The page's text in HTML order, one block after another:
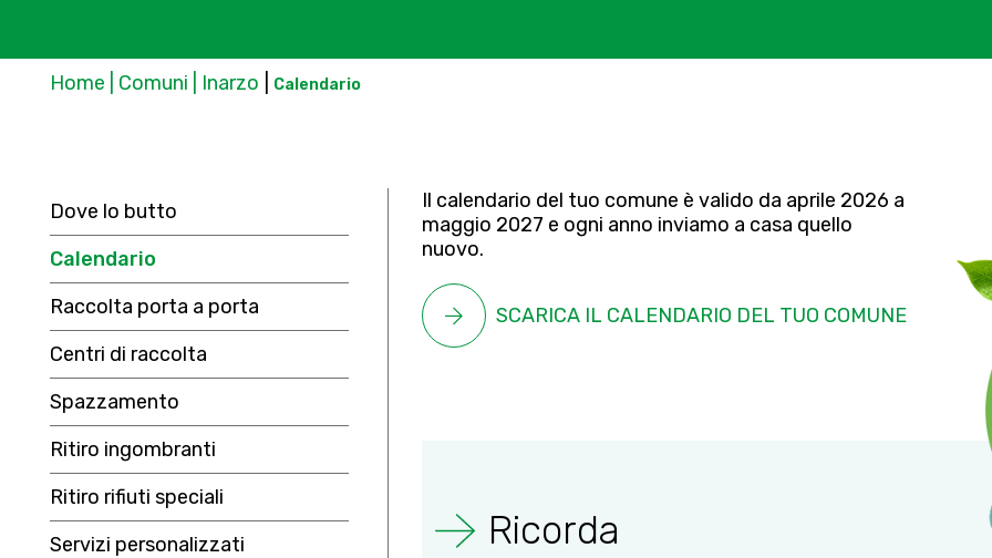
Home | Comuni | Inarzo Calendario
Dove lo butto
Calendario
Raccolta porta a porta
Centri di raccolta
Spazzamento
Ritiro ingombranti
Ritiro rifiuti speciali
Servizi personalizzati
Il calendario del tuo comune è valido da aprile 2026 a
maggio 2027 e ogni anno inviamo a casa quello
nuovo.
SCARICA IL CALENDARIO DEL TUO COMUNE
Ricorda